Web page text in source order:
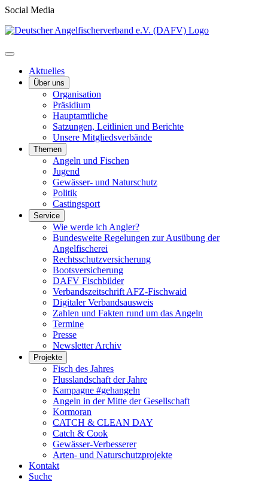
Social Media
Aktuelles
Über uns
Organisation
Präsidium
Hauptamtliche
Satzungen, Leitlinien und Berichte
Unsere Mitgliedsverbände
Themen
Angeln und Fischen
Jugend
Gewässer- und Naturschutz
Politik
Castingsport
Service
Wie werde ich Angler?
Bundesweite Regelungen zur Ausübung der
Angelfischerei
Rechtsschutzversicherung
Bootsversicherung
DAFV Fischbilder
Verbandszeitschrift AFZ-Fischwaid
Digitaler Verbandsausweis
Zahlen und Fakten rund um das Angeln
Termine
Presse
Newsletter Archiv
Projekte
Fisch des Jahres
Flusslandschaft der Jahre
Kampagne #gehangeln
Angeln in der Mitte der Gesellschaft
Kormoran
CATCH & CLEAN DAY
Catch & Cook
Gewässer-Verbesserer
Arten- und Naturschutzprojekte
Kontakt
Suche